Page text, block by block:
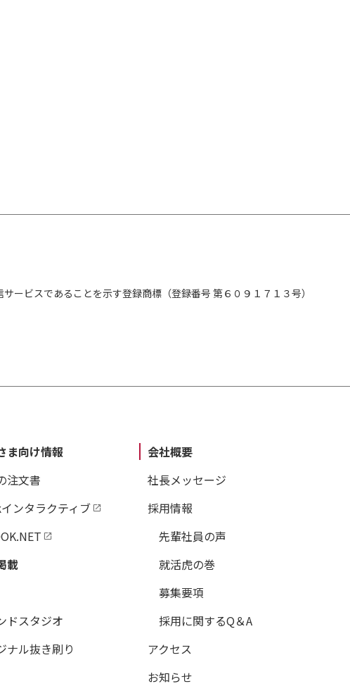
ビスであることを示す登録商標（登録番号 第６０９１７１３号）
ま向け情報
注文書
ンタラクティブ
載
ドスタジオ
ナル抜き刷り
会社概要
社長メッセージ
採用情報
先輩社員の声
就活虎の巻
募集要項
採用に関するQ＆A
アクセス
お知らせ